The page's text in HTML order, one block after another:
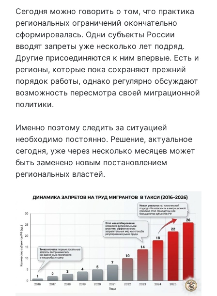
Сегодня можно говорить о том, что практика
региональных ограничений окончательно
сформировалась. Одни субъекты России
вводят запреты уже несколько лет подряд.
Другие присоединяются к ним впервые. Есть и
регионы, которые пока сохраняют прежний
порядок работы, однако регулярно обсуждают
возможность пересмотра своей миграционной
политики.
Именно поэтому следить за ситуацией
необходимо постоянно. Решение, актуальное
сегодня, уже через несколько месяцев может
быть заменено новым постановлением
региональных властей.